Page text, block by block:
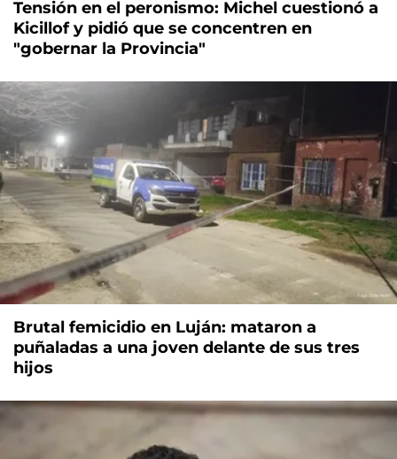
Tensión en el peronismo: Michel cuestionó a
Kicillof y pidió que se concentren en
"gobernar la Provincia"
Brutal femicidio en Luján: mataron a
puñaladas a una joven delante de sus tres
hijos